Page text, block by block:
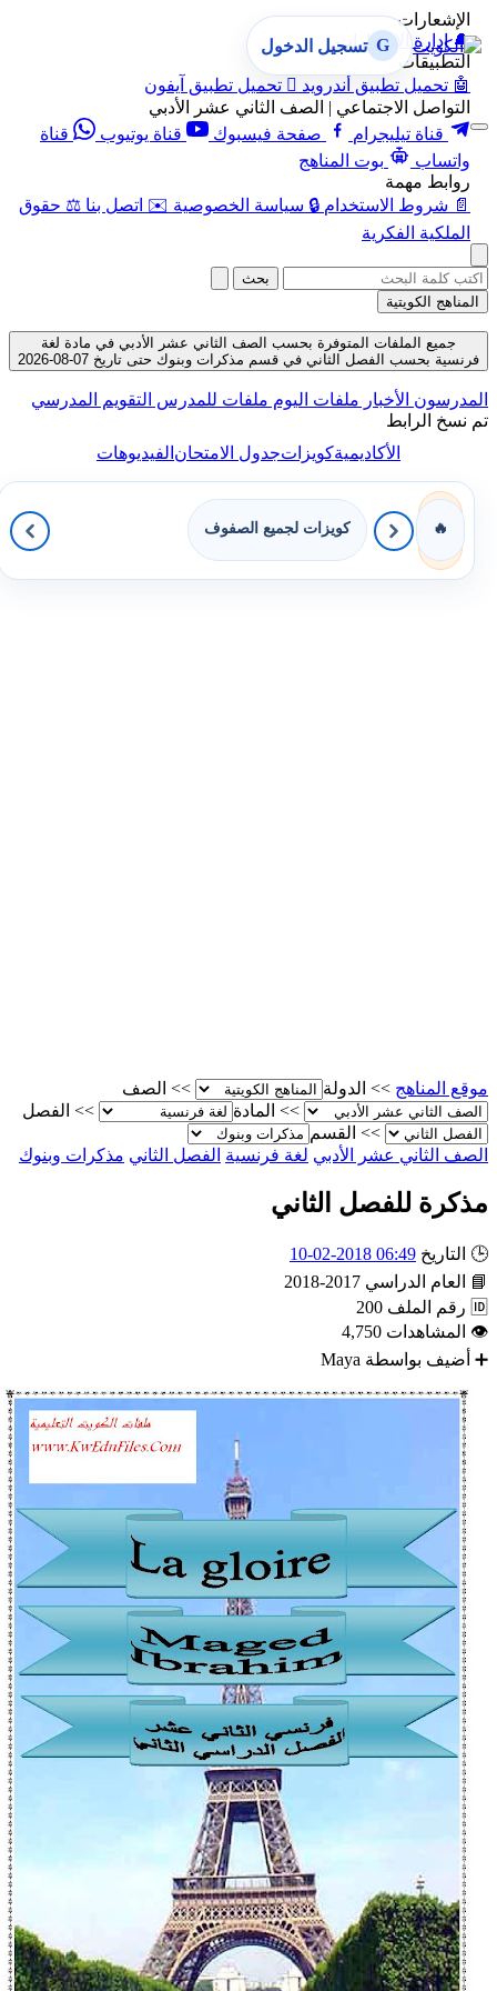
الإشعارات
🔔 إدارة الإشعارات
التطبيقات
تحميل تطبيق أندرويد  تحميل تطبيق آيفون
التواصل الاجتماعي | الصف الثاني عشر الأدبي
قناة تيليجرام
صفحة فيسبوك قناة يوتيوب
قناة
واتساب
بوت المناهج
روابط مهمة
شروط الاستخدام 🔒 سياسة الخصوصية ✉️ اتصل بنا ⚖️ حقوق
الملكية الفكرية
G تسجيل الدخول
بحث
المناهج الكويتية
جميع الملفات المتوفرة بحسب الصف الثاني عشر الأدبي في مادة لغة
فرنسية بحسب الفصل الثاني في قسم مذكرات وبنوك حتى تاريخ 07-08-2026
الأخبارملفات اليومملفات للمدرسالتقويم المدرسي
نسخ الرابط
الأكاديميةكويزاتجدول الامتحانالفيديوهات
كويزات لجميع الصفوف
المناهج >> الدولة >> الصف
>> المادة >> الفصل
>> القسم
الثاني عشر الأدبي لغة فرنسية الفصل الثاني مذكرات وبنوك
للفصل الثاني
التاريخ 06:49 2018-02-10
العام الدراسي 2017-2018
رقم الملف 200
المشاهدات 4,750
أضيف بواسطة Maya